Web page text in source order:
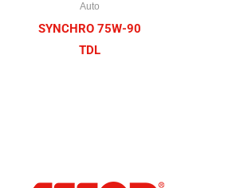
Auto
SYNCHRO 75W-90
TDL